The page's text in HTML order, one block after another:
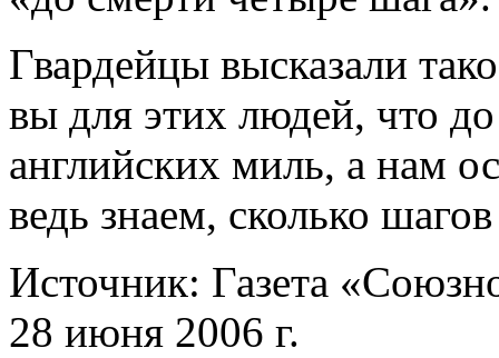
Гвардейцы высказали
вы для этих людей, что
английских миль, а нам
ведь знаем, сколько
Источник: Газета
28 июня 2006 г.